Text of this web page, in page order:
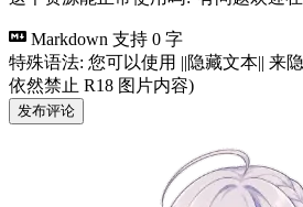
Markdown 支持 0 字
特殊语法: 您可以使用 ||隐藏文本|| 来
依然禁止 R18 图片内容)
发布评论